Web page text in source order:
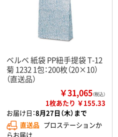
ベルベ 紙袋 PP紐手提袋 T-12
菊 1232 1包：200枚（20×10）
（直送品）
￥31,065（税込）
1枚あたり ￥155.33
お届け日：8月27日（木）まで
直送品 プロステーションか
らお届け